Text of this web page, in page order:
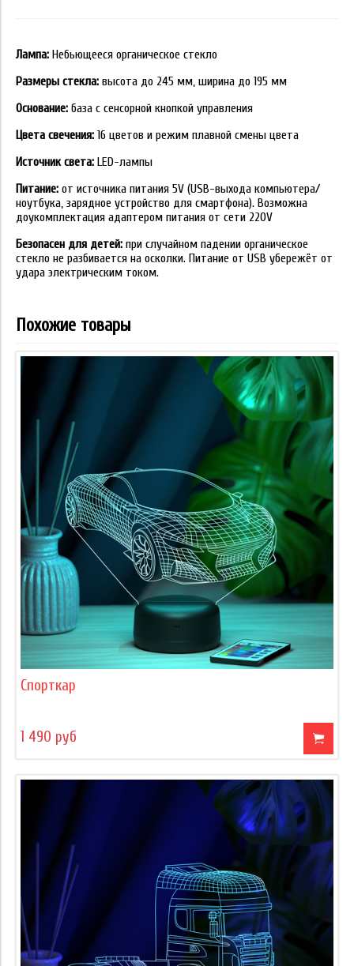
Лампа: Небьющееся органическое стекло
Размеры стекла: высота до 245 мм, ширина до 195 мм
Основание: база с сенсорной кнопкой управления
Цвета свечения: 16 цветов и режим плавной смены цвета
Источник света: LED-лампы
Питание: от источника питания 5V (USB-выхода компьютера/
ноутбука, зарядное устройство для смартфона). Возможна
доукомплектация адаптером питания от сети 220V
Безопасен для детей: при случайном падении органическое
стекло не разбивается на осколки. Питание от USB убережёт от
удара электрическим током.
Похожие товары
Спорткар
1 490 руб